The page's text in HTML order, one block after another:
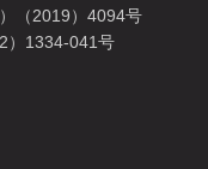
（2019）4094号
）1334-041号